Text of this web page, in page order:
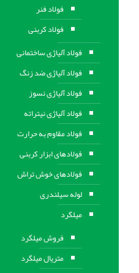
فولاد فنر
فولاد کربنی
فولاد آلیاژی ساختمانی
فولاد آلیاژی ضد زنگ
فولاد آلیاژی نسوز
فولاد آلیاژی نیتراته
فولاد مقاوم به حرارت
فولادهای ابزار کربنی
فولادهای خوش تراش
لوله سیلندری
میلگرد
فروش میلگرد
متریال میلگرد